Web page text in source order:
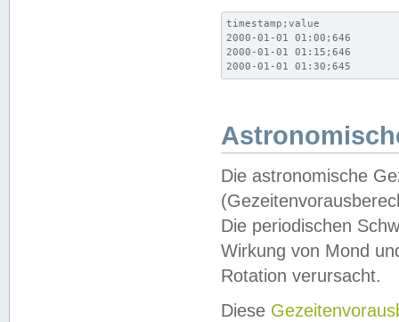
timestamp;value
2000-01-01 01:00;646
2000-01-01 01:15;646
2000-01-01 01:30;645
Die astronomische
Die periodischen
Wirkung von Mond
Rotation verursacht.
Diese